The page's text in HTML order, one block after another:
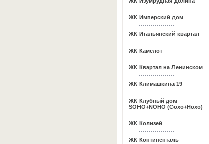
ЖК Имперский дом
ЖК Итальянский квартал
ЖК Камелот
ЖК Квартал на Ленинском
ЖК Климашкина 19
ЖК Клубный дом
SOHO+NOHO (Сохо+Нохо)
ЖК Колизей
ЖК Континенталь